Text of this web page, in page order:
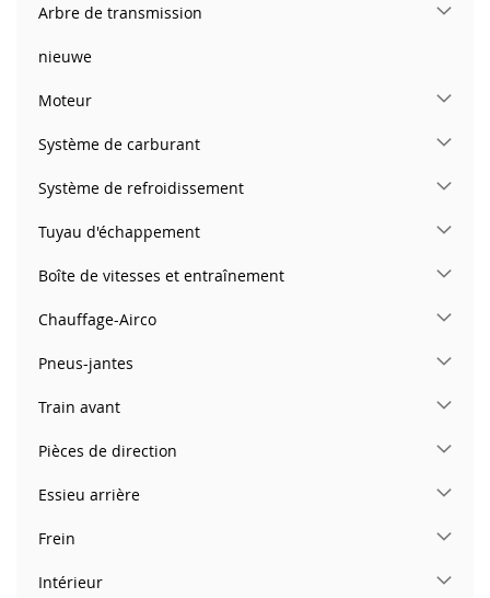
Arbre de transmission
nieuwe
Moteur
Système de carburant
Système de refroidissement
Tuyau d'échappement
Boîte de vitesses et entraînement
Chauffage-Airco
Pneus-jantes
Train avant
Pièces de direction
Essieu arrière
Frein
Intérieur